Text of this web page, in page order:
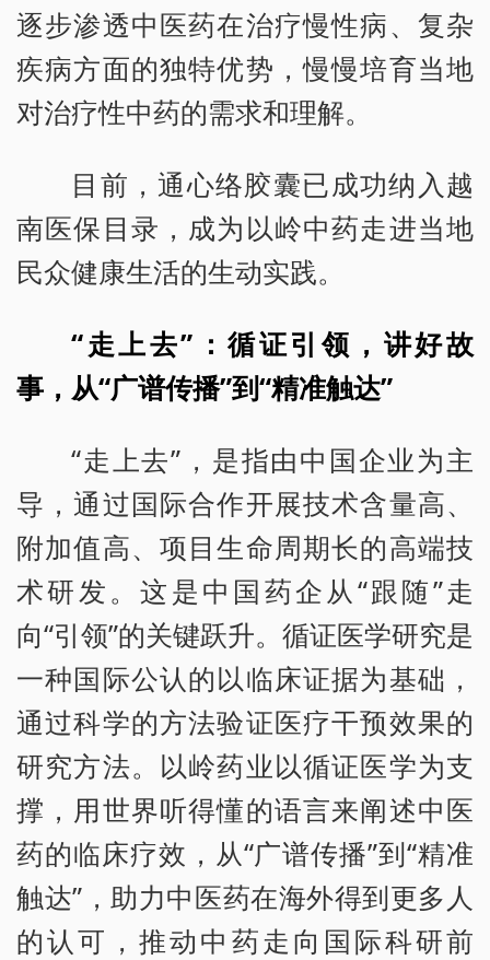
逐步渗透中医药在治疗慢性病、复杂
疾病方面的独特优势，慢慢培育当地
对治疗性中药的需求和理解。
目前，通心络胶囊已成功纳入越
南医保目录，成为以岭中药走进当地
民众健康生活的生动实践。
“走上去”：循证引领，讲好故
事，从“广谱传播”到“精准触达”
“走上去”，是指由中国企业为主
导，通过国际合作开展技术含量高、
附加值高、项目生命周期长的高端技
术研发。这是中国药企从“跟随”走
向“引领”的关键跃升。循证医学研究是
一种国际公认的以临床证据为基础，
通过科学的方法验证医疗干预效果的
研究方法。以岭药业以循证医学为支
撑，用世界听得懂的语言来阐述中医
药的临床疗效，从“广谱传播”到“精准
触达”，助力中医药在海外得到更多人
的认可，推动中药走向国际科研前